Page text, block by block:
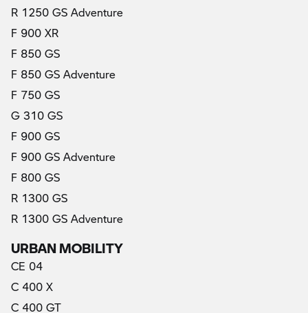
R 1250 GS Adventure
F 900 XR
F 850 GS
F 850 GS Adventure
F 750 GS
G 310 GS
F 900 GS
F 900 GS Adventure
F 800 GS
R 1300 GS
R 1300 GS Adventure
URBAN MOBILITY
CE 04
C 400 X
C 400 GT